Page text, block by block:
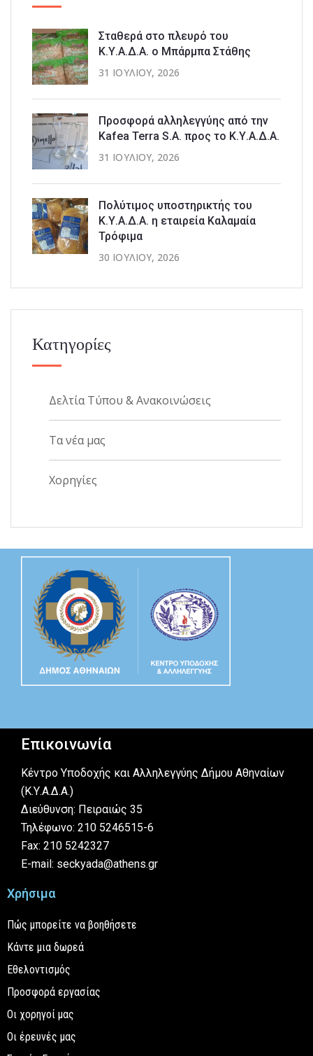
Σταθερά στο πλευρό του
Κ.Υ.Α.Δ.Α. ο Μπάρμπα Στάθης
31 ΙΟΥΛΊΟΥ, 2026
Προσφορά αλληλεγγύης από την
Kafea Terra S.A. προς το Κ.Υ.Α.Δ.Α.
31 ΙΟΥΛΊΟΥ, 2026
Πολύτιμος υποστηρικτής του
Κ.Υ.Α.Δ.Α. η εταιρεία Καλαμαία
Τρόφιμα
30 ΙΟΥΛΊΟΥ, 2026
Κατηγορίες
Δελτία Τύπου & Ανακοινώσεις
Τα νέα μας
Χορηγίες
Επικοινωνία
Κέντρο Υποδοχής και Αλληλεγγύης Δήμου Αθηναίων
(Κ.Υ.Α.Δ.Α.)
Διεύθυνση: Πειραιώς 35
Τηλέφωνο: 210 5246515-6
Fax: 210 5242327
E-mail: seckyada@athens.gr
Χρήσιμα
Πώς μπορείτε να βοηθήσετε
Κάντε μια δωρεά
Εθελοντισμός
Προσφορά εργασίας
Οι χορηγοί μας
Οι έρευνές μας